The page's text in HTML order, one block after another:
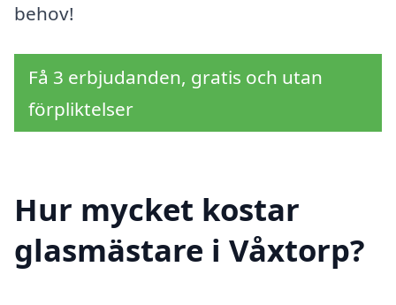
behov!
Få 3 erbjudanden, gratis och utan
förpliktelser
Hur mycket kostar
glasmästare i Våxtorp?